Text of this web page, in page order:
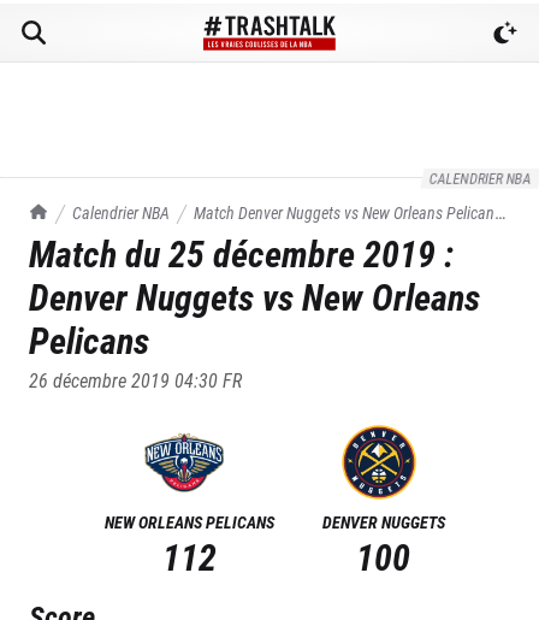
CALENDRIER NBA
TrashTalk Actu NBA
Calendrier NBA Match Denver Nuggets vsNew Orleans Pelicans
du 25/12/2019
Match du25 décembre 2019 :
Denver Nuggets vsNew Orleans
Pelicans
26 décembre 2019 04:30FR
NEW ORLEANS PELICANS
112
DENVER NUGGETS
100